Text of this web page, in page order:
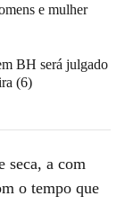
e mulher
BH será julgado
(6)
seca, a com
o tempo que